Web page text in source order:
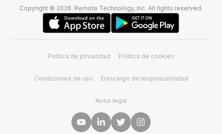
Copyright © 2026. Remote Technology, Inc. All rights reserved.
Política de privacidad Política de cookies
Condiciones de uso Descargo de responsabilidad
Aviso legal